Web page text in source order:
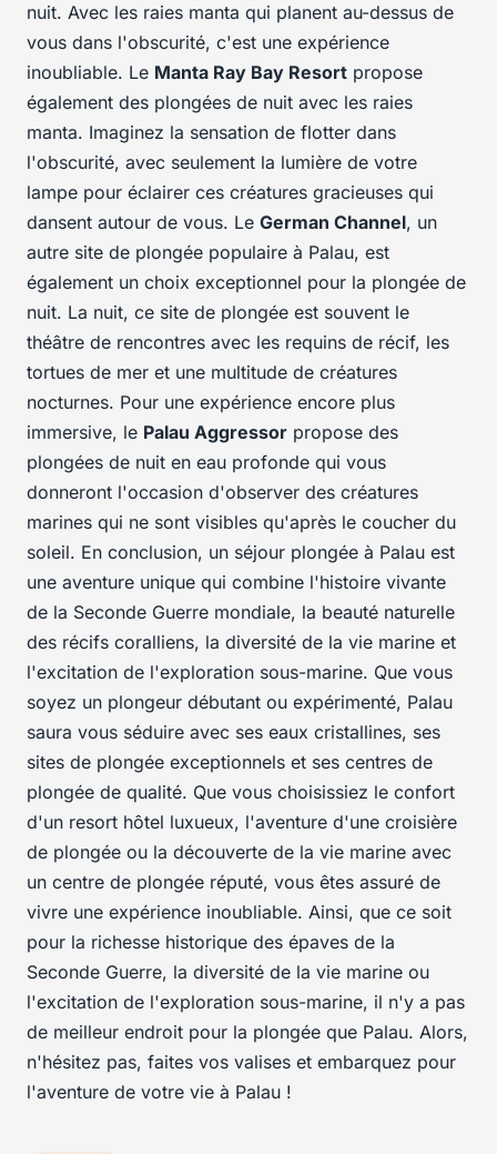
nuit. Avec les raies manta qui planent au-dessus de
vous dans l'obscurité, c'est une expérience
inoubliable. Le Manta Ray Bay Resort propose
également des plongées de nuit avec les raies
manta. Imaginez la sensation de flotter dans
l'obscurité, avec seulement la lumière de votre
lampe pour éclairer ces créatures gracieuses qui
dansent autour de vous. Le German Channel, un
autre site de plongée populaire à Palau, est
également un choix exceptionnel pour la plongée de
nuit. La nuit, ce site de plongée est souvent le
théâtre de rencontres avec les requins de récif, les
tortues de mer et une multitude de créatures
nocturnes. Pour une expérience encore plus
immersive, le Palau Aggressor propose des
plongées de nuit en eau profonde qui vous
donneront l'occasion d'observer des créatures
marines qui ne sont visibles qu'après le coucher du
soleil. En conclusion, un séjour plongée à Palau est
une aventure unique qui combine l'histoire vivante
de la Seconde Guerre mondiale, la beauté naturelle
des récifs coralliens, la diversité de la vie marine et
l'excitation de l'exploration sous-marine. Que vous
soyez un plongeur débutant ou expérimenté, Palau
saura vous séduire avec ses eaux cristallines, ses
sites de plongée exceptionnels et ses centres de
plongée de qualité. Que vous choisissiez le confort
d'un resort hôtel luxueux, l'aventure d'une croisière
de plongée ou la découverte de la vie marine avec
un centre de plongée réputé, vous êtes assuré de
vivre une expérience inoubliable. Ainsi, que ce soit
pour la richesse historique des épaves de la
Seconde Guerre, la diversité de la vie marine ou
l'excitation de l'exploration sous-marine, il n'y a pas
de meilleur endroit pour la plongée que Palau. Alors,
n'hésitez pas, faites vos valises et embarquez pour
l'aventure de votre vie à Palau !